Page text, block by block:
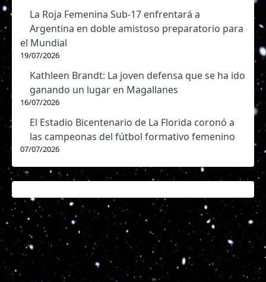
La Roja Femenina Sub-17 enfrentará a
Argentina en doble amistoso preparatorio para
el Mundial
19/07/2026
Kathleen Brandt: La joven defensa que se ha ido
ganando un lugar en Magallanes
16/07/2026
El Estadio Bicentenario de La Florida coronó a
las campeonas del fútbol formativo femenino
07/07/2026